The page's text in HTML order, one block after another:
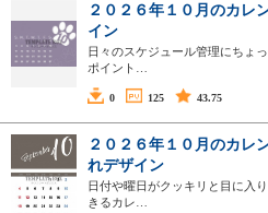
２０２６年１０月のカレ
イン
日々のスケジュール管理にちょ
ポイント…
0 125 43.75
２０２６年１０月のカレ
れデザイン
日付や曜日がクッキリと目に入
きるカレ…